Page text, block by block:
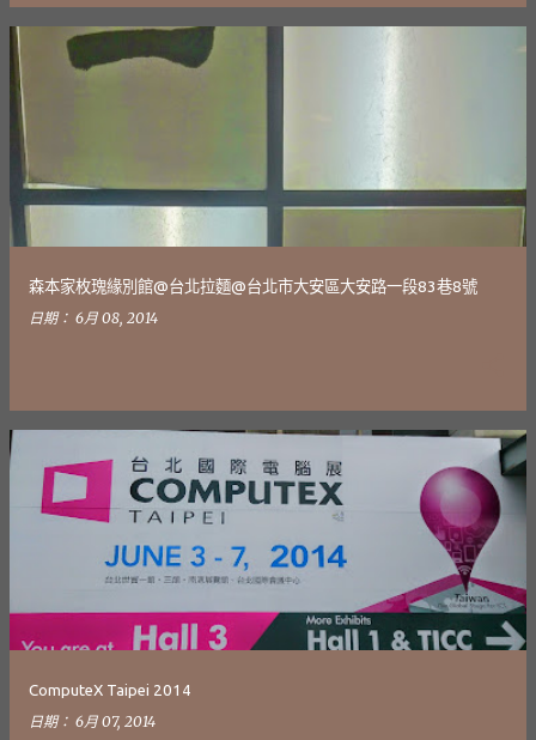
森本家枚瑰緣別館@台北拉麵@台北市大安區大安路一段83巷8號
日期： 6月 08, 2014
ComputeX Taipei 2014
日期： 6月 07, 2014